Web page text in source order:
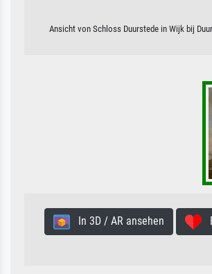
Ansicht von Schloss Duurstede in Wijk bij
In 3D / AR ansehen